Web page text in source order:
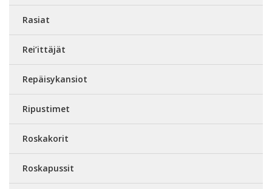
Rasiat
Rei’ittäjät
Repäisykansiot
Ripustimet
Roskakorit
Roskapussit